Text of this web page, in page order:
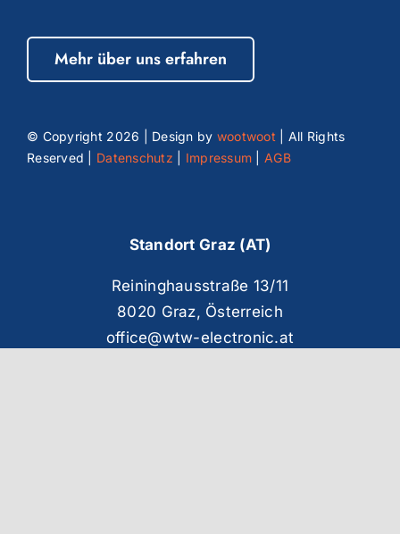
Mehr über uns erfahren
© Copyright 2026 | Design by wootwoot | All Rights
Reserved | Datenschutz Impressum |AGB
Standort Graz (AT)
Reininghausstraße 13/11
8020 Graz, Österreich
office@wtw-electronic.at